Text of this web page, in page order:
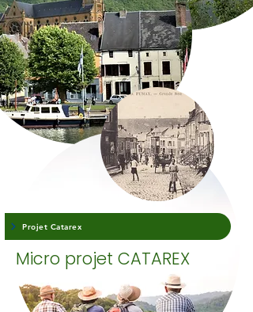
Projet Catarex
Micro projet CATAREX